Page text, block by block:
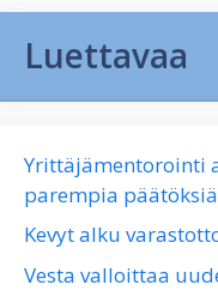
Luettavaa
Yrittäjämentorointi
parempia päätöksiä
Kevyt alku
Vesta valloittaa